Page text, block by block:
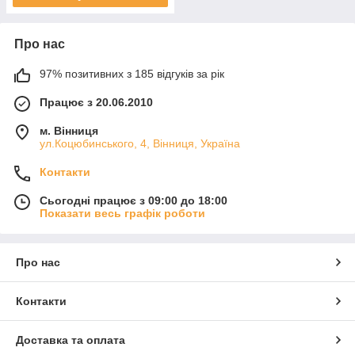
Про нас
97% позитивних з 185 відгуків за рік
Працює з 20.06.2010
м. Вінниця
ул.Коцюбинського, 4, Вінниця, Україна
Контакти
Сьогодні працює з 09:00 до 18:00
Показати весь графік роботи
Про нас
Контакти
Доставка та оплата